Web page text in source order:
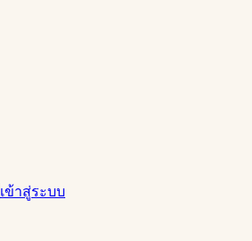
เข้าสู่ระบบ